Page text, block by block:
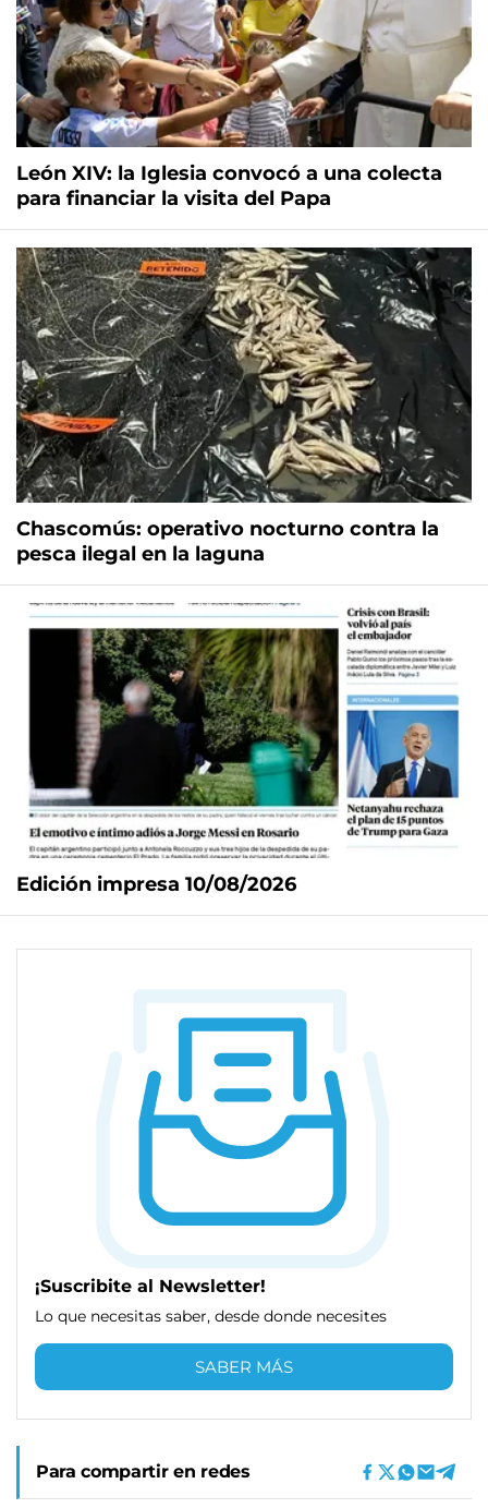
León XIV: la Iglesia convocó a una colecta
para financiar la visita del Papa
Chascomús: operativo nocturno contra la
pesca ilegal en la laguna
Edición impresa 10/08/2026
¡Suscribite al Newsletter!
Lo que necesitas saber, desde donde necesites
SABER MÁS
Para compartir en redes